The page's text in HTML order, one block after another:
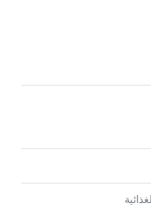
نوع من الفنون